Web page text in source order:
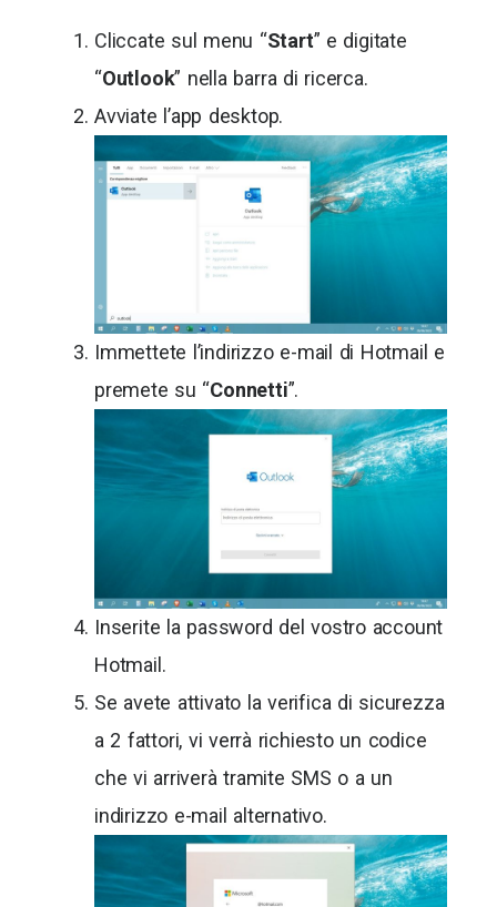
Cliccate sul menu “Start” e digitate
“Outlook” nella barra di ricerca.
Avviate l’app desktop.
Immettete l’indirizzo e-mail di Hotmail e
premete su “Connetti”.
Inserite la password del vostro account
Hotmail.
Se avete attivato la verifica di sicurezza
a 2 fattori, vi verrà richiesto un codice
che vi arriverà tramite SMS o a un
indirizzo e-mail alternativo.